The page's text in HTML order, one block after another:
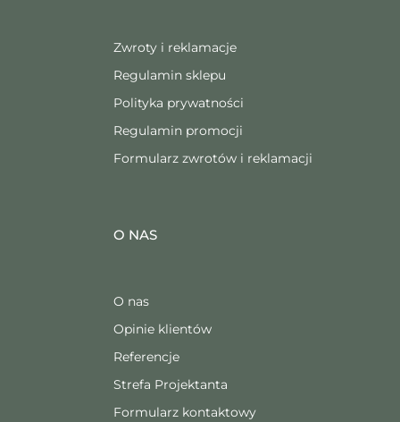
Zwroty i reklamacje
Regulamin sklepu
Polityka prywatności
Regulamin promocji
Formularz zwrotów i reklamacji
O NAS
O nas
Opinie klientów
Referencje
Strefa Projektanta
Formularz kontaktowy